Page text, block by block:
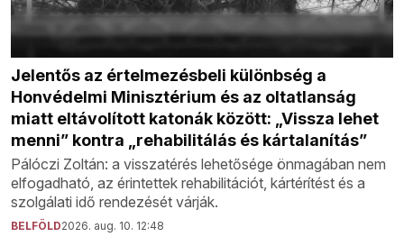
Jelentős az értelmezésbeli különbség a
Honvédelmi Minisztérium és az oltatlanság
miatt eltávolított katonák között: „Vissza lehet
menni” kontra „rehabilitálás és kártalanítás”
Pálóczi Zoltán: a visszatérés lehetősége önmagában nem
elfogadható, az érintettek rehabilitációt, kártérítést és a
szolgálati idő rendezését várják.
BELFÖLD2026. aug. 10. 12:48